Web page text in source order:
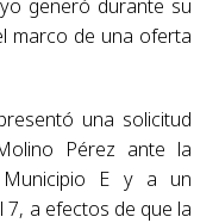
generó durante su
marco de una oferta
una solicitud
Pérez ante la
E y a un
7, a efectos de que la